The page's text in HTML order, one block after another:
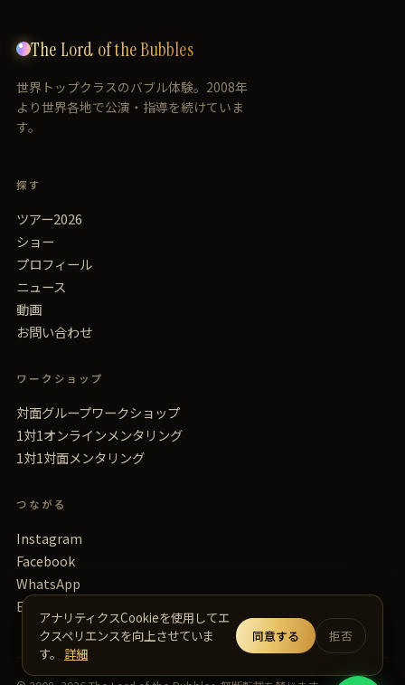
The Lord of the Bubbles
世界トップクラスのバブル体験。2008年
より世界各地で公演・指導を続けていま
す。
探す
ツアー2026
ショー
プロフィール
ニュース
動画
お問い合わせ
ワークショップ
対面グループワークショップ
1対1オンラインメンタリング
1対1対面メンタリング
つながる
Instagram
Facebook
WhatsApp
Email
アナリティクスCookieを使用してエ
クスペリエンスを向上させていま
す。 詳細
同意する 拒否